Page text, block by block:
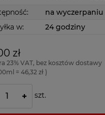
na wyczerpaniu
w:
24 godziny
zł
23% VAT, bez kosztów dostawy
= 46,32 zł )
+ szt.